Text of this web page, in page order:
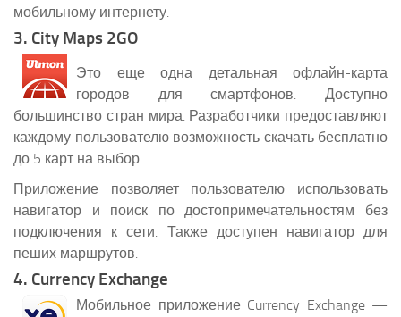
мобильному интернету.
3. City Maps 2GO
Это еще одна детальная офлайн-карта
городов для смартфонов. Доступно
большинство стран мира. Разработчики предоставляют
каждому пользователю возможность скачать бесплатно
до 5 карт на выбор.
Приложение позволяет пользователю использовать
навигатор и поиск по достопримечательностям без
подключения к сети. Также доступен навигатор для
пеших маршрутов.
4. Currency Exchange
Мобильное приложение Currency Exchange —